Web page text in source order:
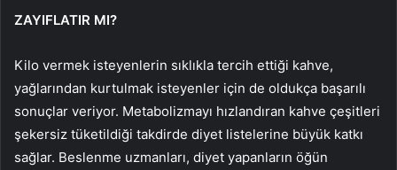
ZAYIFLATIR MI?
Kilo vermek isteyenlerin sıklıkla tercih ettiği kahve,
yağlarından kurtulmak isteyenler için de oldukça başarılı
sonuçlar veriyor. Metabolizmayı hızlandıran kahve çeşitleri
şekersiz tüketildiği takdirde diyet listelerine büyük katkı
sağlar. Beslenme uzmanları, diyet yapanların öğün